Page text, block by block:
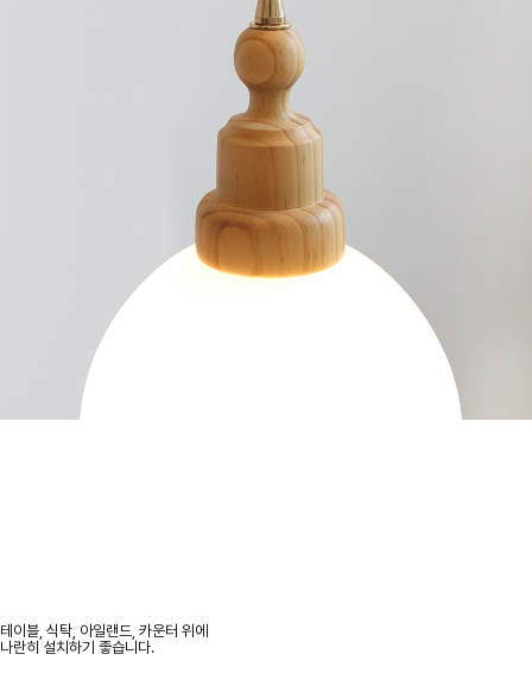
테이블, 식탁, 아일랜드, 카운터 위에
나란히 설치하기 좋습니다.